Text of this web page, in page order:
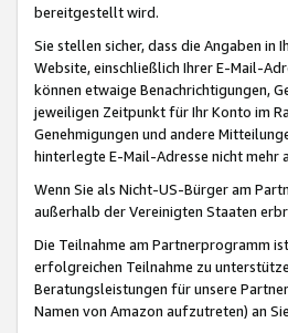
bereitgestellt wird.
Sie stellen sicher, dass die Angaben
Website, einschließlich Ihrer E-Mail-
können etwaige Benachrichtigungen,
jeweiligen Zeitpunkt für Ihr Konto im
Genehmigungen und andere
hinterlegte E-Mail-Adresse nicht mehr
Wenn Sie als Nicht-US-Bürger am
außerhalb der Vereinigten Staaten
Die Teilnahme am Partnerprogramm
erfolgreichen Teilnahme zu
Beratungsleistungen für unsere
Namen von Amazon aufzutreten) an